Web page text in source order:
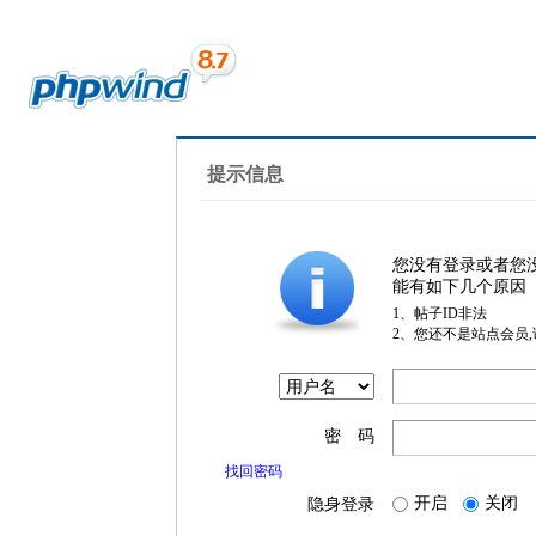
提示信息
您没有登录或者您
能有如下几个原因
1、帖子ID非法
2、您还不是站点会员
密 码
找回密码
隐身登录 开启 关闭